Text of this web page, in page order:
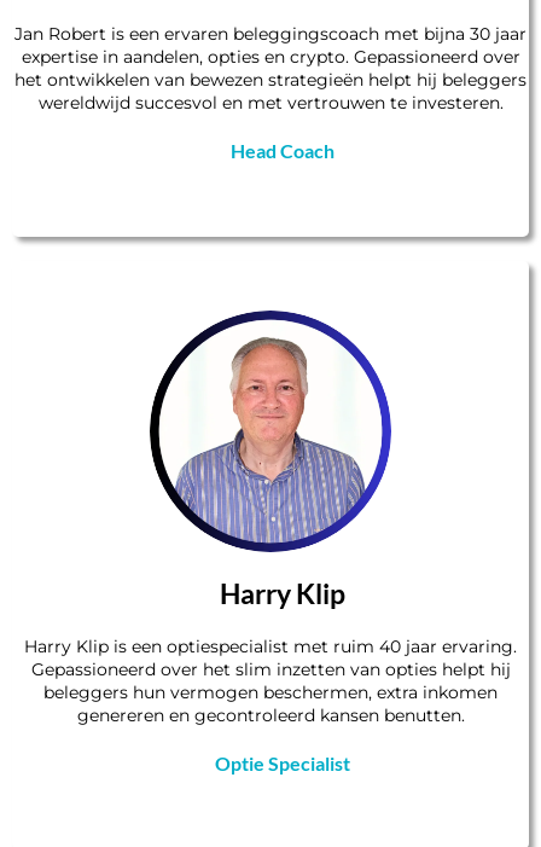
Jan Robert is een ervaren beleggingscoach met bijna 30 jaar
expertise in aandelen, opties en crypto. Gepassioneerd over
het ontwikkelen van bewezen strategieën helpt hij beleggers
wereldwijd succesvol en met vertrouwen te investeren.
Head Coach
Harry Klip
Harry Klip is een optiespecialist met ruim 40 jaar ervaring.
Gepassioneerd over het slim inzetten van opties helpt hij
beleggers hun vermogen beschermen, extra inkomen
genereren en gecontroleerd kansen benutten.
Optie Specialist